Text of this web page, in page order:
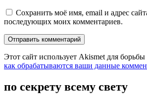
Сохранить моё имя, email и адрес
последующих моих комментариев.
Этот сайт использует Akismet для
как обрабатываются ваши данные
по секрету всему свету